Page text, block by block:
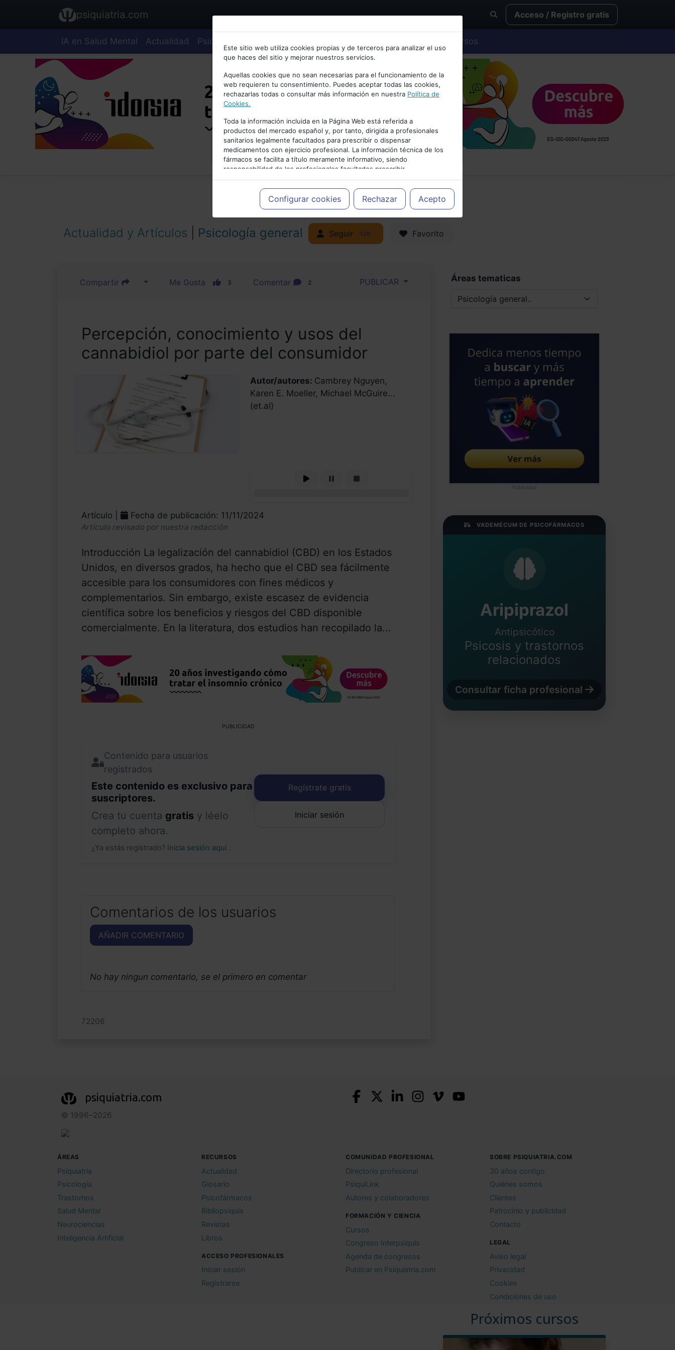
Bienvenid@ a psiquiatria.com
Escribe tu Email
Accede o regístrate con tu email.
Cancelar
psiquiatria.com Acceso / Registro gratis
IA en Salud Mental Actualidad Psiquiatría Cursos
Este sitio web utiliza cookies propias y de terceros para analizar el uso
que haces del sitio y mejorar nuestros servicios.
Aquellas cookies que no sean necesarias para el funcionamiento de la
web requieren tu consentimiento. Puedes aceptar todas las cookies,
rechazarlas todas o consultar más información en nuestra Política de
Cookies.
Toda la información incluida en la Página Web está referida a
productos del mercado español y, por tanto, dirigida a profesionales
sanitarios legalmente facultados para prescribir o dispensar
medicamentos con ejercicio profesional. La información técnica de los
fármacos se facilita a título meramente informativo, siendo
responsabilidad de los profesionales facultados prescribir
medicamentos y decidir, en cada caso concreto, el tratamiento más
adecuado a las necesidades del paciente.
Configurar cookies Rechazar Acepto
PUBLICIDAD
Actualidad y Artículos Psicología general Seguir 130 Favorito
Compartir Me Gusta 3 Comentar 2 PUBLICAR
Percepción, conocimiento y usos del
cannabidiol por parte del consumidor
Autor/autores: Cambrey Nguyen,
Karen E. Moeller, Michael McGuire...
(et.al)
Artículo | Fecha de publicación: 11/11/2024
Artículo revisado por nuestra redacción
Introducción La legalización del cannabidiol (CBD) en los Estados
Unidos, en diversos grados, ha hecho que el CBD sea fácilmente
accesible para los consumidores con fines médicos y
complementarios. Sin embargo, existe escasez de evidencia
científica sobre los beneficios y riesgos del CBD disponible
comercialmente. En la literatura, dos estudios han recopilado la...
PUBLICIDAD
Contenido para usuarios
registrados
Este contenido es exclusivo para
suscriptores.
Crea tu cuenta gratis y léelo
completo ahora.
¿Ya estás registrado? Inicia sesión aquí .
Regístrate gratis
Iniciar sesión
Comentarios de los usuarios
AÑADIR COMENTARIO
No hay ningun comentario, se el primero en comentar
72206
Áreas tematicas
Publicidad
VADEMÉCUM DE PSICOFÁRMACOS
Aripiprazol
Antipsicótico
Psicosis y trastornos
relacionados
Consultar ficha profesional
Próximos cursos
psiquiatria.com
© 1996–2026
ÁREAS
Psiquiatría
Psicología
Trastornos
Salud Mental
Neurociencias
Inteligencia Artificial
RECURSOS
Actualidad
Glosario
Psicofármacos
Bibliopsiquis
Revistas
Libros
ACCESO PROFESIONALES
Iniciar sesión
Registrarse
COMUNIDAD PROFESIONAL
Directorio profesional
PsiquiLink
Autores y colaboradores
FORMACIÓN Y CIENCIA
Cursos
Congreso Interpsiquis
Agenda de congresos
Publicar en Psiquiatria.com
SOBRE PSIQUIATRIA.COM
30 años contigo
Quiénes somos
Clientes
Patrocinio y publicidad
Contacto
LEGAL
Aviso legal
Privacidad
Cookies
Condiciones de uso